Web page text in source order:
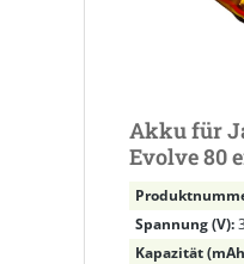
Akku für
Evolve 80
Li-
Spannung (V):
Kapazität